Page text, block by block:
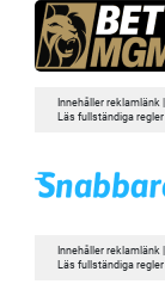
Innehåller reklamlänk
Läs fullständiga
Innehåller reklamlänk
Läs fullständiga